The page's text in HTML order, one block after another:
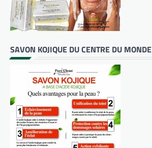
SAVON KOJIQUE DU CENTRE DU MONDE